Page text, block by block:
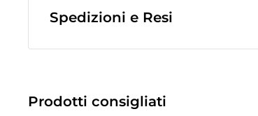
Spedizioni e Resi
Le spese di spedizione sono a contributo fisso di
Prodotti consigliati